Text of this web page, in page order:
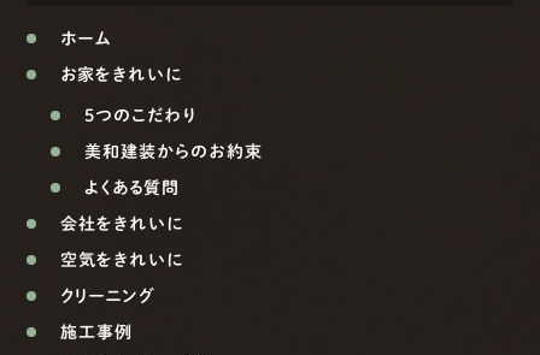
ホーム
お家をきれいに
5つのこだわり
美和建装からのお約束
よくある質問
会社をきれいに
空気をきれいに
クリーニング
施工事例